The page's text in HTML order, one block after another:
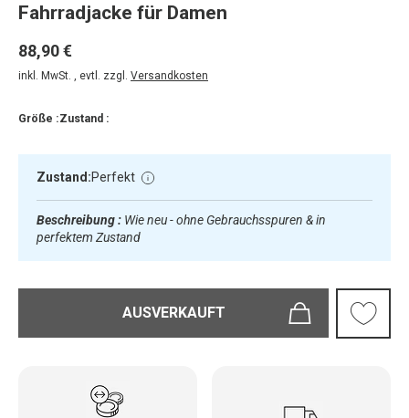
Fahrradjacke für Damen
88,90 €
inkl. MwSt. , evtl. zzgl. Versandkosten
Größe :Zustand :
Zustand:Perfekt
Beschreibung : Wie neu - ohne Gebrauchsspuren & in
perfektem Zustand
AUSVERKAUFT